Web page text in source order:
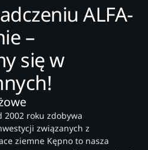
ALFA-
–
się w
2002 roku zdobywa
związanych z
ziemne Kępno to nasza